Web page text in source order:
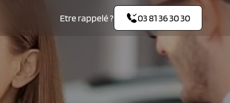
Etre rappelé ? 03 81 36 30 30